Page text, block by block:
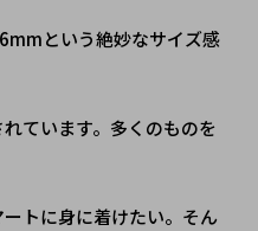
という絶妙なサイズ感
ています。多くのものを
トに身に着けたい。そん